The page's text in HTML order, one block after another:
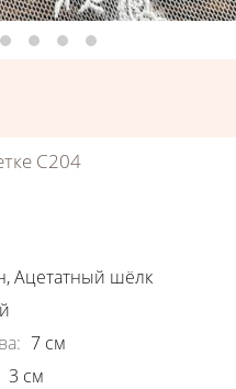
С204
,Ацетатный шёлк
: 7 см
3 см